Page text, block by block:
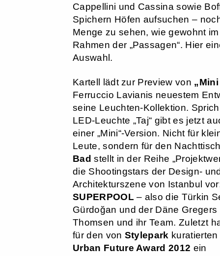
Cappellini und Cassina sowie
Spichern Höfen aufsuchen –
Menge zu sehen, wie gewohnt im
Rahmen der „Passagen“. Hier
Auswahl.
Kartell lädt zur Preview von
Ferruccio Lavianis neuestem
seine Leuchten-Kollektion.
LED-Leuchte „Taj“ gibt es jetzt
einer „Mini“-Version. Nicht für
Leute, sondern für den
Bad stellt in der Reihe
die Shootingstars der Design-
Architekturszene von Istanbul
SUPERPOOL – also die Türkin
Gürdoğan und der Däne Gregers
Thomsen und ihr Team. Zuletzt
für den von Stylepark kuratierten
Urban Future Award 2012 ein